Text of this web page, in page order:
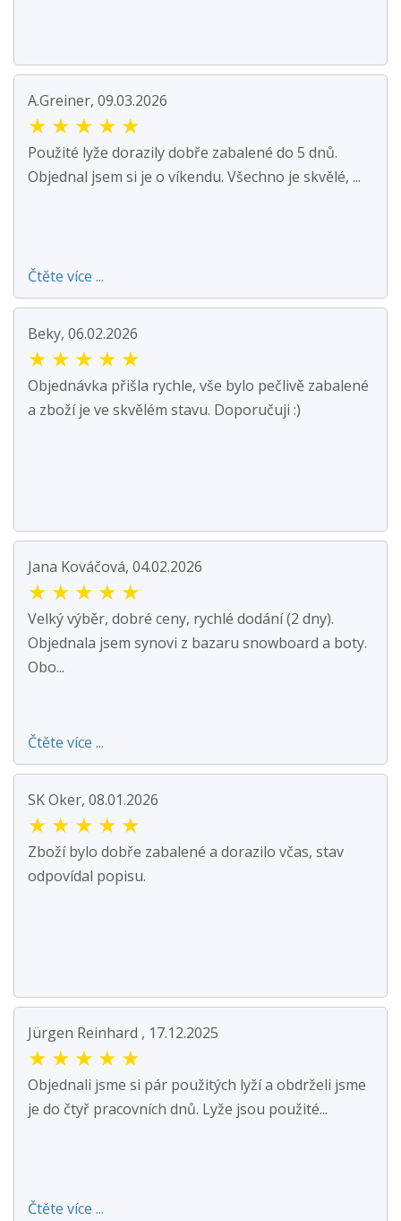
A.Greiner, 09.03.2026
★ ★ ★ ★ ★
Použité lyže dorazily dobře zabalené do 5 dnů.
Objednal jsem si je o víkendu. Všechno je skvělé, ...
Čtěte více ...
Beky, 06.02.2026
★ ★ ★ ★ ★
Objednávka přišla rychle, vše bylo pečlivě zabalené
a zboží je ve skvělém stavu. Doporučuji :)
Jana Kováčová, 04.02.2026
★ ★ ★ ★ ★
Velký výběr, dobré ceny, rychlé dodání (2 dny).
Objednala jsem synovi z bazaru snowboard a boty.
Obo...
Čtěte více ...
SK Oker, 08.01.2026
★ ★ ★ ★ ★
Zboží bylo dobře zabalené a dorazilo včas, stav
odpovídal popisu.
Jürgen Reinhard , 17.12.2025
★ ★ ★ ★ ★
Objednali jsme si pár použitých lyží a obdrželi jsme
je do čtyř pracovních dnů. Lyže jsou použité...
Čtěte více ...